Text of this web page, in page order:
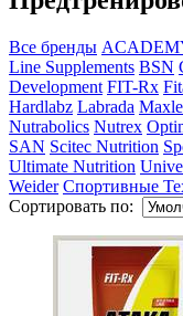
Все бренды
Line Supplements BSN
Development FIT-Rx
Hardlabz Labrada
Nutrabolics Nutrex
SAN Scitec Nutrition
Ultimate Nutrition
Weider Спортивные
Сортировать по: